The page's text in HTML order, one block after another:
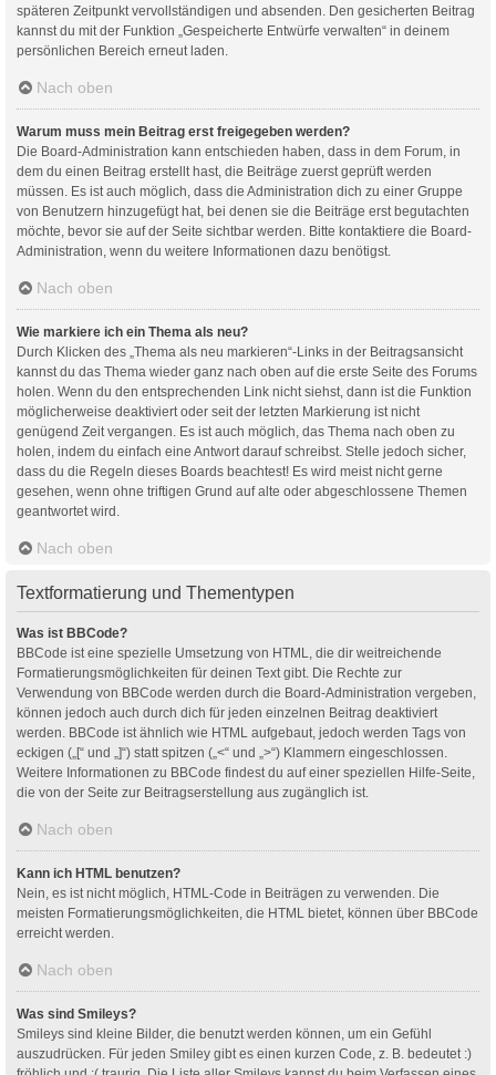
späteren Zeitpunkt vervollständigen und absenden. Den gesicherten Beitrag
kannst du mit der Funktion „Gespeicherte Entwürfe verwalten“ in deinem
persönlichen Bereich erneut laden.
Nach oben
Warum muss mein Beitrag erst freigegeben werden?
Die Board-Administration kann entschieden haben, dass in dem Forum, in
dem du einen Beitrag erstellt hast, die Beiträge zuerst geprüft werden
müssen. Es ist auch möglich, dass die Administration dich zu einer Gruppe
von Benutzern hinzugefügt hat, bei denen sie die Beiträge erst begutachten
möchte, bevor sie auf der Seite sichtbar werden. Bitte kontaktiere die Board-
Administration, wenn du weitere Informationen dazu benötigst.
Nach oben
Wie markiere ich ein Thema als neu?
Durch Klicken des „Thema als neu markieren“-Links in der Beitragsansicht
kannst du das Thema wieder ganz nach oben auf die erste Seite des Forums
holen. Wenn du den entsprechenden Link nicht siehst, dann ist die Funktion
möglicherweise deaktiviert oder seit der letzten Markierung ist nicht
genügend Zeit vergangen. Es ist auch möglich, das Thema nach oben zu
holen, indem du einfach eine Antwort darauf schreibst. Stelle jedoch sicher,
dass du die Regeln dieses Boards beachtest! Es wird meist nicht gerne
gesehen, wenn ohne triftigen Grund auf alte oder abgeschlossene Themen
geantwortet wird.
Nach oben
Textformatierung und Thementypen
Was ist BBCode?
BBCode ist eine spezielle Umsetzung von HTML, die dir weitreichende
Formatierungsmöglichkeiten für deinen Text gibt. Die Rechte zur
Verwendung von BBCode werden durch die Board-Administration vergeben,
können jedoch auch durch dich für jeden einzelnen Beitrag deaktiviert
werden. BBCode ist ähnlich wie HTML aufgebaut, jedoch werden Tags von
eckigen („[“ und „]“) statt spitzen („<“ und „>“) Klammern eingeschlossen.
Weitere Informationen zu BBCode findest du auf einer speziellen Hilfe-Seite,
die von der Seite zur Beitragserstellung aus zugänglich ist.
Nach oben
Kann ich HTML benutzen?
Nein, es ist nicht möglich, HTML-Code in Beiträgen zu verwenden. Die
meisten Formatierungsmöglichkeiten, die HTML bietet, können über BBCode
erreicht werden.
Nach oben
Was sind Smileys?
Smileys sind kleine Bilder, die benutzt werden können, um ein Gefühl
auszudrücken. Für jeden Smiley gibt es einen kurzen Code, z. B. bedeutet :)